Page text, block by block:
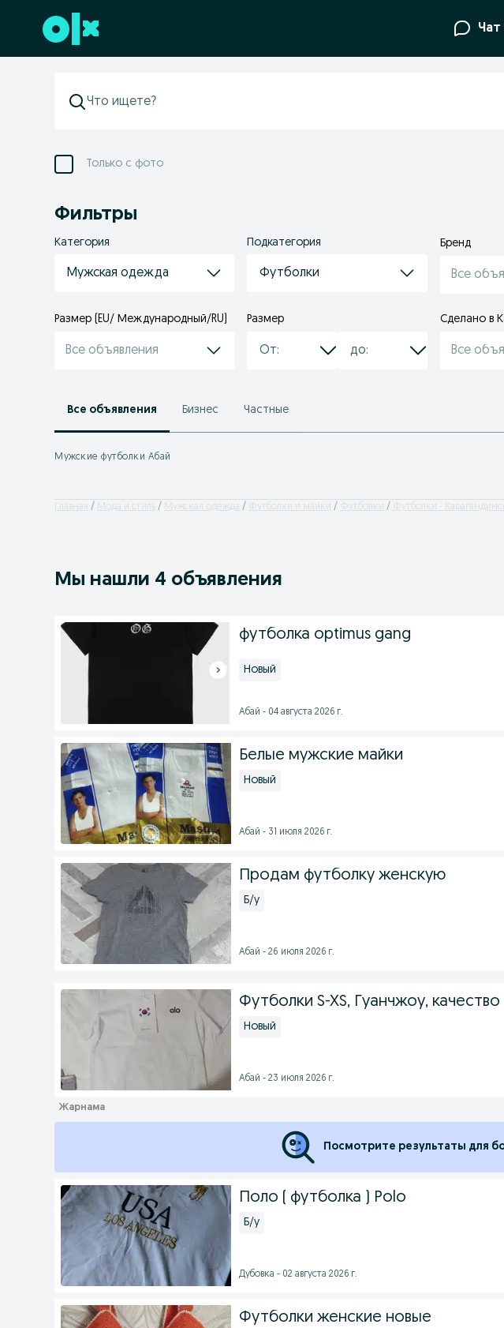
Перейти к нижнему колонтитулу Чат
Только с фото
Фильтры
Категория
Мужская одежда
Подкатегория
Футболки
Бренд
Все
Размер (EU/ Международный/RU)
Все объявления
Размер Сделано в
Все
Все объявления Бизнес Частные
Мужские футболки Абай
Главная Мода и стиль Мужская одежда Футболки и майки Футболки Футболки -
Мы нашли 4 объявления
футболка optimus gang
Новый
Абай - 04 августа 2026 г.
Белые мужские майки
Новый
Абай - 31 июля 2026 г.
Продам футболку женскую
Б/у
Абай - 26 июля 2026 г.
Футболки S-XS, Гуанчжоу,
Новый
Абай - 23 июля 2026 г.
Посмотрите результаты для
Поло ( футболка ) Polo
Б/у
Дубовка - 02 августа 2026 г.
Футболки женские новые